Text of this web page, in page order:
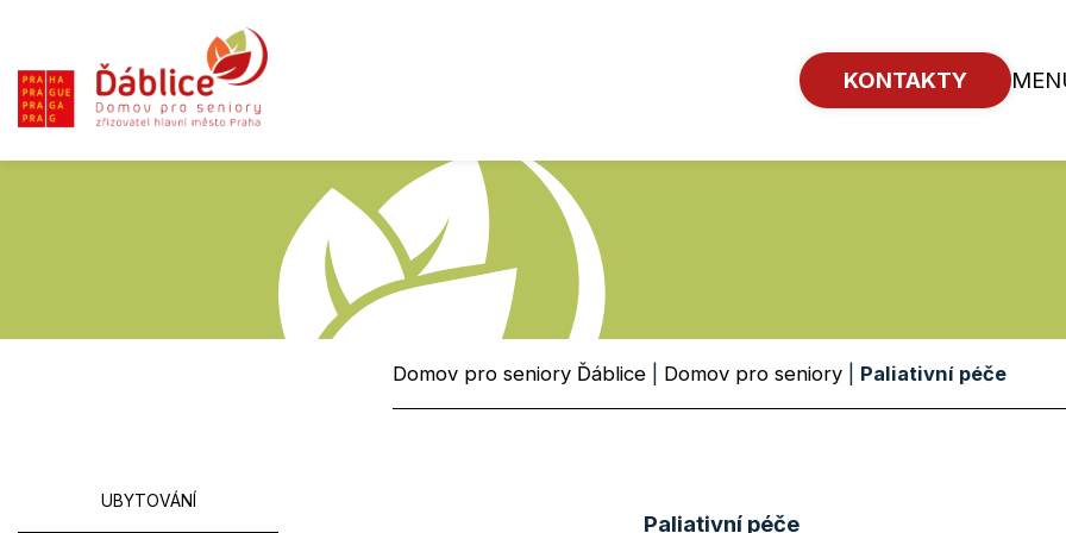
KONTAKTY
UBYTOVÁNÍ
Domov pro seniory Ďáblice Domov pro seniory Paliativní péče
Paliativní péče